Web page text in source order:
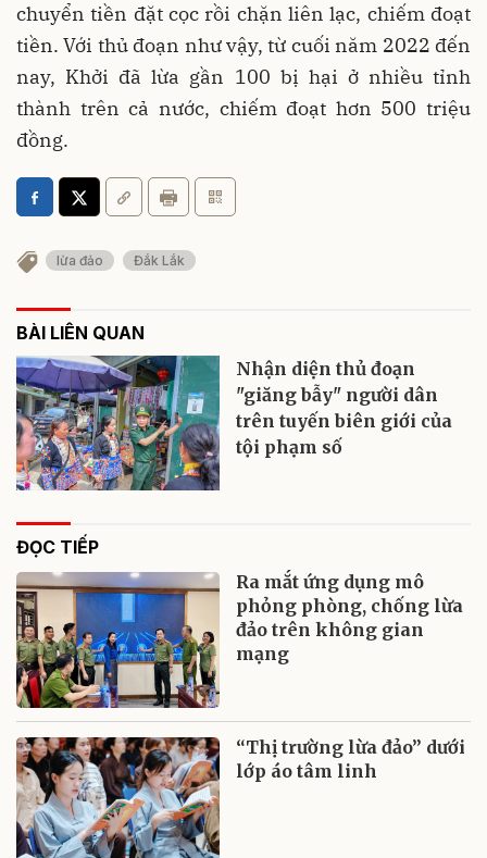
chuyển tiền đặt cọc rồi chặn liên lạc, chiếm đoạt
tiền. Với thủ đoạn như vậy, từ cuối năm 2022 đến
nay, Khởi đã lừa gần 100 bị hại ở nhiều tỉnh
thành trên cả nước, chiếm đoạt hơn 500 triệu
đồng.
lừa đảo Đắk Lắk
BÀI LIÊN QUAN
Nhận diện thủ đoạn
"giăng bẫy" người dân
trên tuyến biên giới của
tội phạm số
ĐỌC TIẾP
Ra mắt ứng dụng mô
phỏng phòng, chống lừa
đảo trên không gian
mạng
“Thị trường lừa đảo” dưới
lớp áo tâm linh